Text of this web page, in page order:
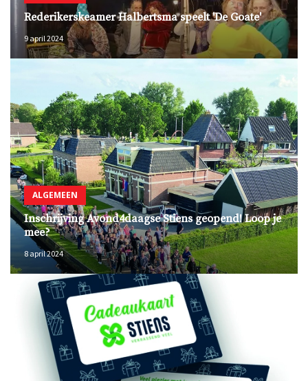
Rederikerskeamer Halbertsma speelt 'De Goate'
9 april 2024
ALGEMEEN
Inschrijving Avond4daagse Stiens geopend! Loop je
mee?
8 april 2024